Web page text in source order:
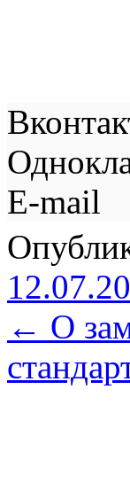
E-mail
← О